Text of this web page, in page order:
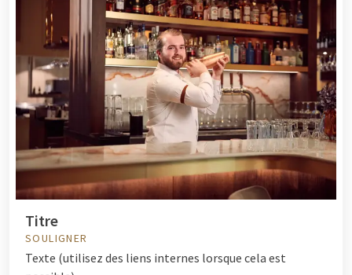
Titre
SOULIGNER
Texte (utilisez des liens internes lorsque cela est